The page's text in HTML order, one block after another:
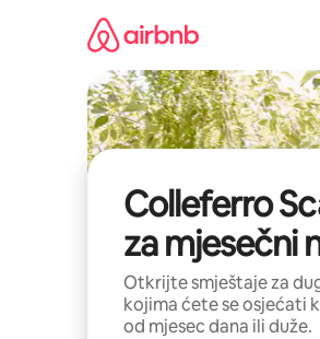
Colleferro
za mjesečni
Otkrijte smještaje za
kojima ćete se osjećati
od mjesec dana ili duže.